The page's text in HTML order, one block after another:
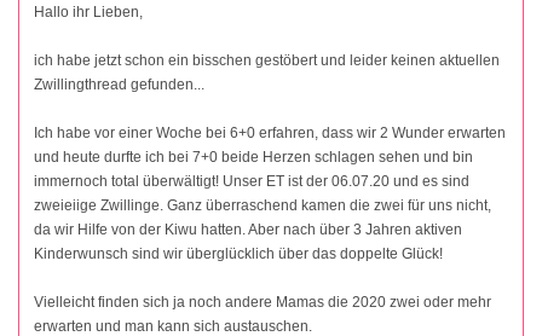
Hallo ihr Lieben,
ich habe jetzt schon ein bisschen gestöbert und leider keinen aktuellen
Zwillingthread gefunden...
Ich habe vor einer Woche bei 6+0 erfahren, dass wir 2 Wunder erwarten
und heute durfte ich bei 7+0 beide Herzen schlagen sehen und bin
immernoch total überwältigt! Unser ET ist der 06.07.20 und es sind
zweieiige Zwillinge. Ganz überraschend kamen die zwei für uns nicht,
da wir Hilfe von der Kiwu hatten. Aber nach über 3 Jahren aktiven
Kinderwunsch sind wir überglücklich über das doppelte Glück!
Vielleicht finden sich ja noch andere Mamas die 2020 zwei oder mehr
erwarten und man kann sich austauschen.